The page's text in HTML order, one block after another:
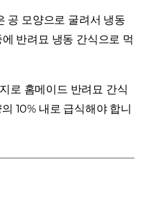
공 모양으로 굴려서 냉동
반려묘 냉동 간식으로 먹
로 홈메이드 반려묘 간식
10% 내로 급식해야 합니